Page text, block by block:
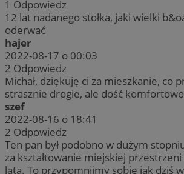
1 Odpowiedz
12 lat nadanego stołka, jaki wielki
oderwać
hajer
2022-08-17 o 00:03
2 Odpowiedz
Michał, dziękuję ci za mieszkanie, co
strasznie drogie, ale dość
szef
2022-08-16 o 18:41
2 Odpowiedz
Ten pan był podobno w dużym
za kształtowanie miejskiej
lata. To przypomnijmy sobie jak dziś